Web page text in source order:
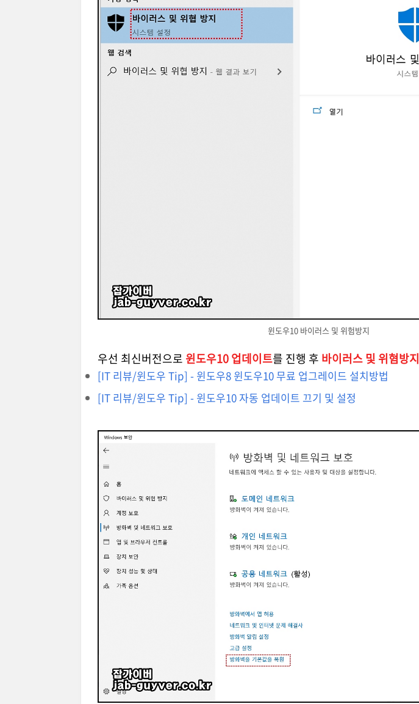
윈도우10 바이러스 및 위험방지
우선 최신버전으로 윈도우10 업데이트를 진행 후 바이러스 및 위혐방지
[IT 리뷰/윈도우 Tip] - 윈도우8 윈도우10 무료 업그레이드 설치방법
[IT 리뷰/윈도우 Tip] - 윈도우10 자동 업데이트 끄기 및 설정